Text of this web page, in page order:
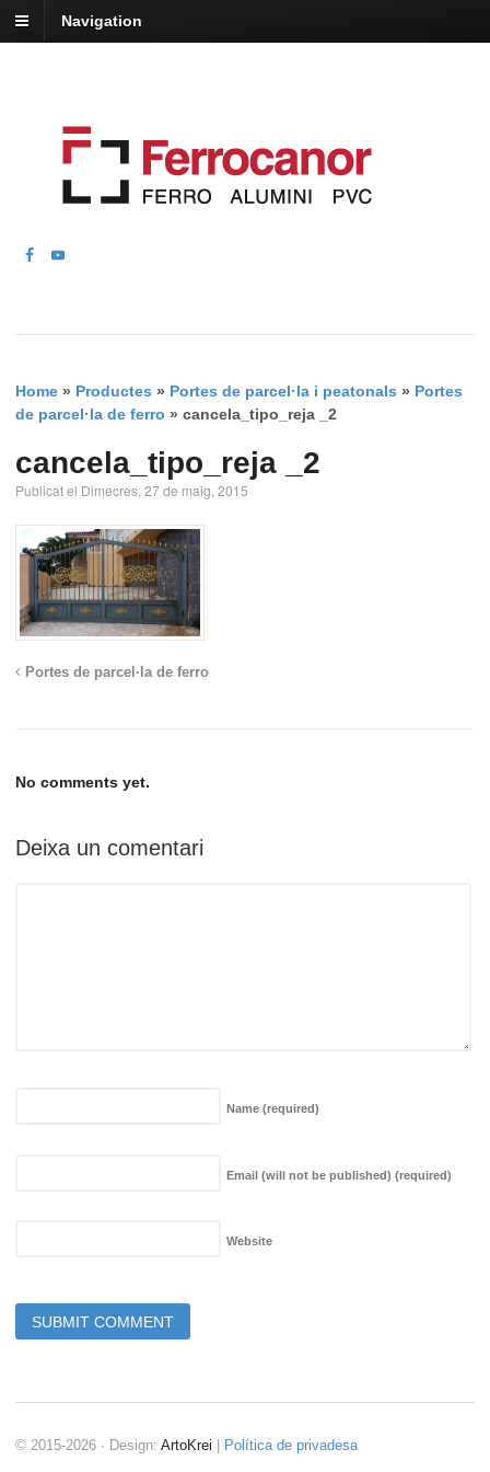
Navigation
Home » Productes » Portes de parcel·la i peatonals » Portes
de parcel·la de ferro » cancela_tipo_reja _2
cancela_tipo_reja _2
Publicat el Dimecres, 27 de maig, 2015
Portes de parcel·la de ferro
No comments yet.
Deixa un comentari
Name (required)
Email (will not be published) (required)
Website
© 2015-2026 · Design: ArtoKrei Política de privadesa